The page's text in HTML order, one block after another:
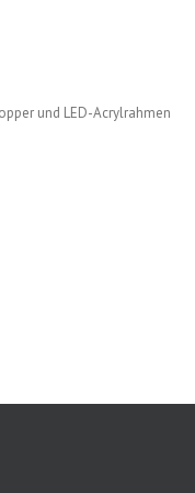
und LED-Acrylrahmen